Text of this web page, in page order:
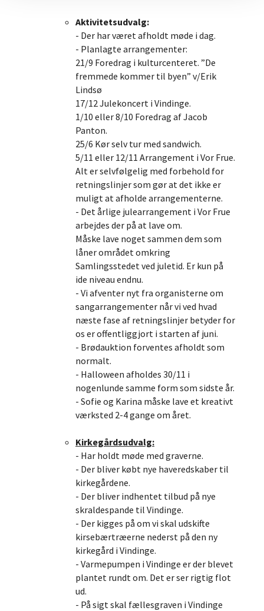
Aktivitetsudvalg:
- Der har været afholdt møde i dag.
- Planlagte arrangementer:
21/9 Foredrag i kulturcenteret. ”De
fremmede kommer til byen” v/Erik
Lindsø
17/12 Julekoncert i Vindinge.
1/10 eller 8/10 Foredrag af Jacob
Panton.
25/6 Kør selv tur med sandwich.
5/11 eller 12/11 Arrangement i Vor Frue.
Alt er selvfølgelig med forbehold for
retningslinjer som gør at det ikke er
muligt at afholde arrangementerne.
- Det årlige julearrangement i Vor Frue
arbejdes der på at lave om.
Måske lave noget sammen dem som
låner området omkring
Samlingsstedet ved juletid. Er kun på
ide niveau endnu.
- Vi afventer nyt fra organisterne om
sangarrangementer når vi ved hvad
næste fase af retningslinjer betyder for
os er offentliggjort i starten af juni.
- Brødauktion forventes afholdt som
normalt.
- Halloween afholdes 30/11 i
nogenlunde samme form som sidste år.
- Sofie og Karina måske lave et kreativt
værksted 2-4 gange om året.
Kirkegårdsudvalg:
- Har holdt møde med graverne.
- Der bliver købt nye haveredskaber til
kirkegårdene.
- Der bliver indhentet tilbud på nye
skraldespande til Vindinge.
- Der kigges på om vi skal udskifte
kirsebærtræerne nederst på den ny
kirkegård i Vindinge.
- Varmepumpen i Vindinge er der blevet
plantet rundt om. Det er ser rigtig flot
ud.
- På sigt skal fællesgraven i Vindinge